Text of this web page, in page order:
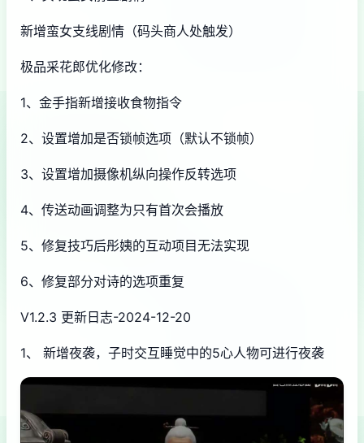
新增蛮女支线剧情（码头商人处触发）
极品采花郎优化修改：
1、金手指新增接收食物指令
2、设置增加是否锁帧选项（默认不锁帧）
3、设置增加摄像机纵向操作反转选项
4、传送动画调整为只有首次会播放
5、修复技巧后彤姨的互动项目无法实现
6、修复部分对诗的选项重复
V1.2.3 更新日志-2024-12-20
1、 新增夜袭，子时交互睡觉中的5心人物可进行夜袭